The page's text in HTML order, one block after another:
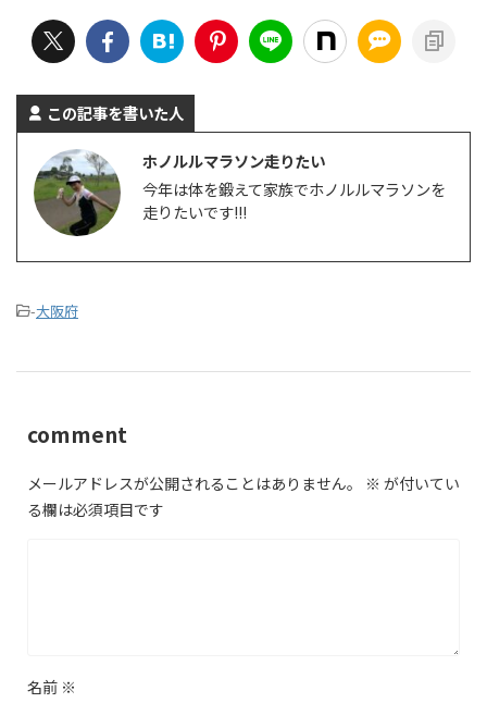
この記事を書いた人
ホノルルマラソン走りたい
今年は体を鍛えて家族でホノルルマラソンを
走りたいです!!!
-大阪府
comment
メールアドレスが公開されることはありません。 ※ が付いてい
る欄は必須項目です
名前 ※